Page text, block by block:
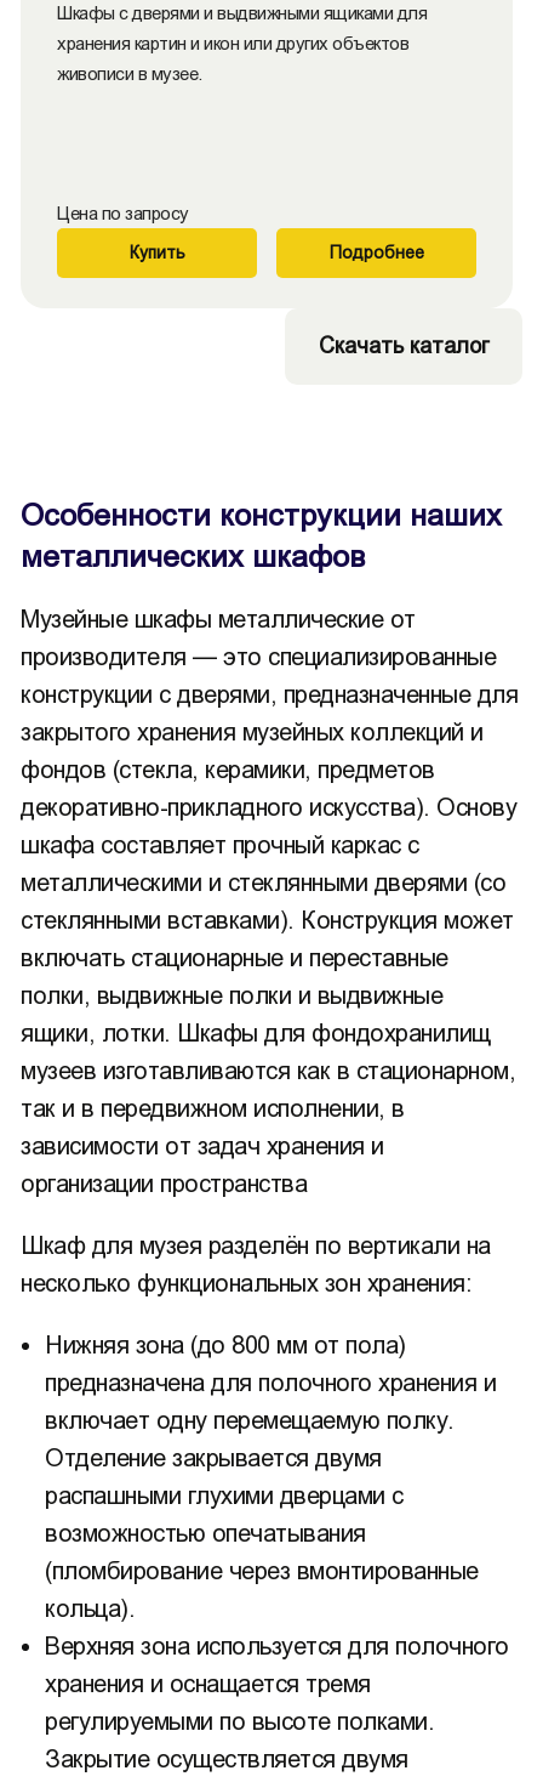
Шкафы с дверями и выдвижными ящиками для
хранения картин и икон или других объектов
живописи в музее.
Цена по запросу
Купить Подробнее
Скачать каталог
Особенности конструкции наших
металлических шкафов
Музейные шкафы металлические от
производителя — это специализированные
конструкции с дверями, предназначенные для
закрытого хранения музейных коллекций и
фондов (стекла, керамики, предметов
декоративно-прикладного искусства). Основу
шкафа составляет прочный каркас с
металлическими и стеклянными дверями (со
стеклянными вставками). Конструкция может
включать стационарные и переставные
полки, выдвижные полки и выдвижные
ящики, лотки. Шкафы для фондохранилищ
музеев изготавливаются как в стационарном,
так и в передвижном исполнении, в
зависимости от задач хранения и
организации пространства
Шкаф для музея разделён по вертикали на
несколько функциональных зон хранения:
Нижняя зона (до 800 мм от пола)
предназначена для полочного хранения и
включает одну перемещаемую полку.
Отделение закрывается двумя
распашными глухими дверцами с
возможностью опечатывания
(пломбирование через вмонтированные
кольца).
Верхняя зона используется для полочного
хранения и оснащается тремя
регулируемыми по высоте полками.
Закрытие осуществляется двумя